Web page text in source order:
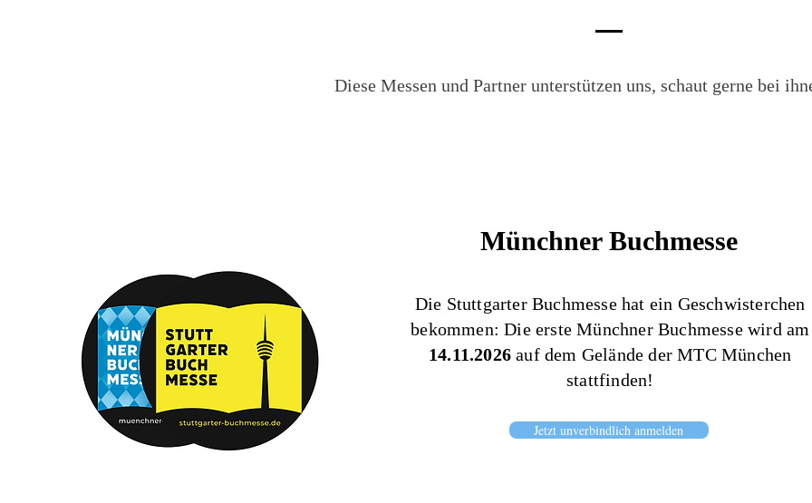
Diese Messen und Partner unterstützen uns, schaut gerne bei
Münchner Buchmesse
Die Stuttgarter Buchmesse hat ein Geschwisterchen
bekommen: Die erste Münchner Buchmesse wird am
14.11.2026 auf dem Gelände der MTC München
stattfinden!
Jetzt unverbindlich anmelden